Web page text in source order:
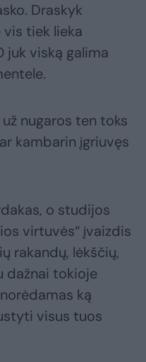
Draskyk
tiek lieka
juk viską galima
nugaros ten toks
kambarin įgriuvęs
o studijos
virtuvės“ įvaizdis
rakandų, lėkščių,
dažnai tokioje
ką
visus tuos